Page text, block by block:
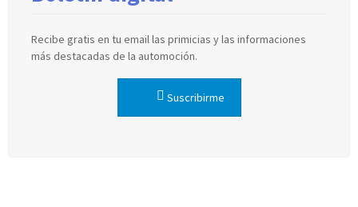
Recibe gratis en tu email las primicias y las informaciones
más destacadas de la automoción.
Suscribirme